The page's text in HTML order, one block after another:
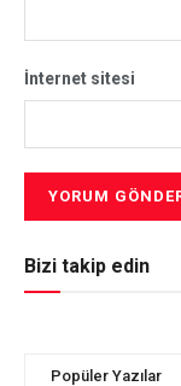
İnternet sitesi
Bizi takip edin
Popüler Yazılar